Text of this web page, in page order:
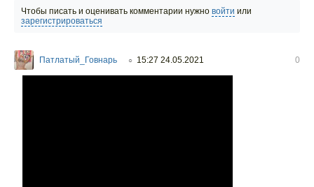
Чтобы писать и оценивать комментарии нужно войти или
зарегистрироваться
Патлатый_Говнарь ○ 15:27 24.05.2021 0